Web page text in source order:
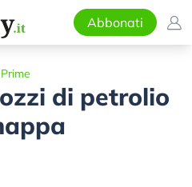
Abbonati
di petrolio